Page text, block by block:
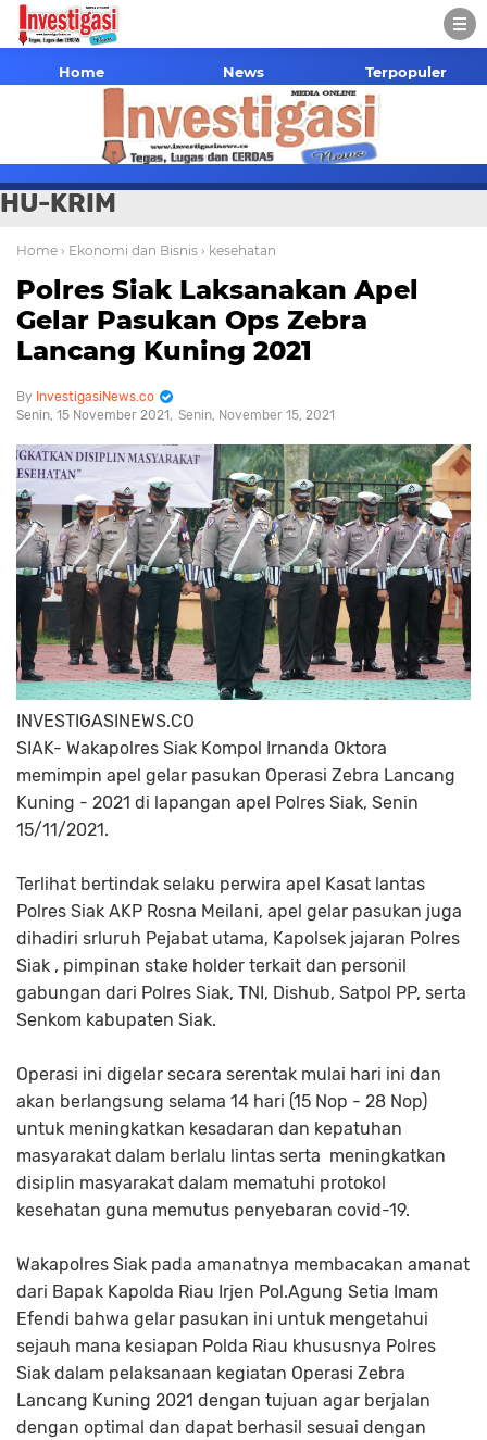
Home News Terpopuler
HU-KRIM
Home › Ekonomi dan Bisnis › kesehatan
Polres Siak Laksanakan Apel
Gelar Pasukan Ops Zebra
Lancang Kuning 2021
InvestigasiNews.co
Senin, 15 November 2021
Senin, November 15, 2021
INVESTIGASINEWS.CO
SIAK- Wakapolres Siak Kompol Irnanda Oktora
memimpin apel gelar pasukan Operasi Zebra Lancang
Kuning - 2021 di lapangan apel Polres Siak, Senin
15/11/2021.
Terlihat bertindak selaku perwira apel Kasat lantas
Polres Siak AKP Rosna Meilani, apel gelar pasukan juga
dihadiri srluruh Pejabat utama, Kapolsek jajaran Polres
Siak , pimpinan stake holder terkait dan personil
gabungan dari Polres Siak, TNI, Dishub, Satpol PP, serta
Senkom kabupaten Siak.
Operasi ini digelar secara serentak mulai hari ini dan
akan berlangsung selama 14 hari (15 Nop - 28 Nop)
untuk meningkatkan kesadaran dan kepatuhan
masyarakat dalam berlalu lintas serta meningkatkan
disiplin masyarakat dalam mematuhi protokol
kesehatan guna memutus penyebaran covid-19.
Wakapolres Siak pada amanatnya membacakan amanat
dari Bapak Kapolda Riau Irjen Pol.Agung Setia Imam
Efendi bahwa gelar pasukan ini untuk mengetahui
sejauh mana kesiapan Polda Riau khususnya Polres
Siak dalam pelaksanaan kegiatan Operasi Zebra
Lancang Kuning 2021 dengan tujuan agar berjalan
dengan optimal dan dapat berhasil sesuai dengan